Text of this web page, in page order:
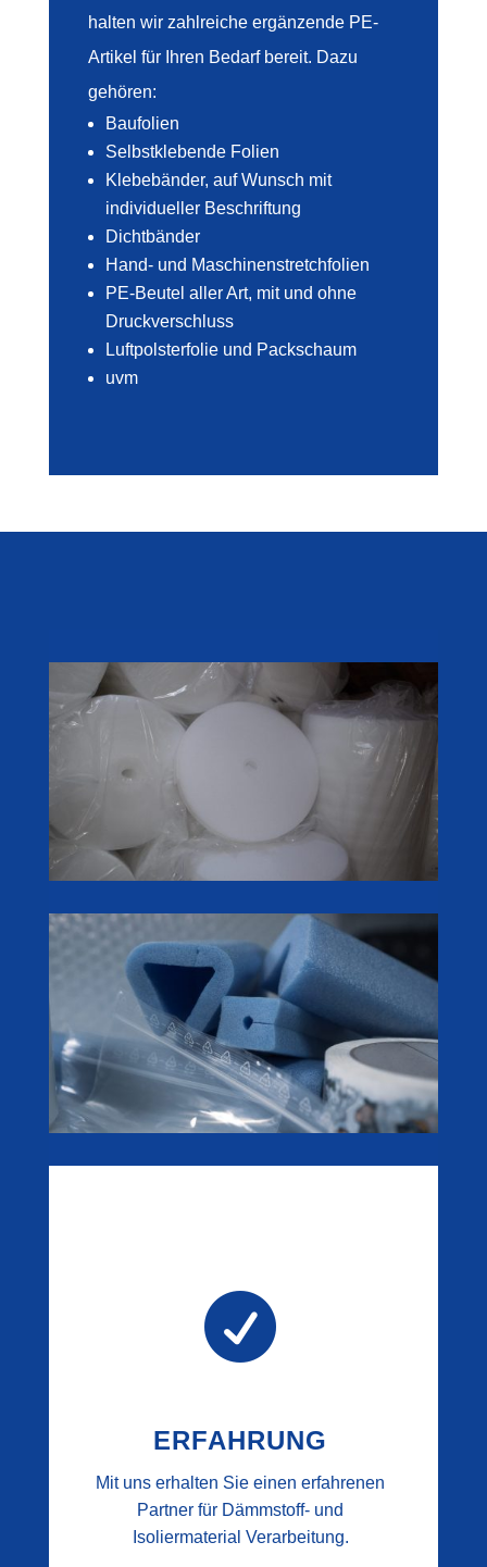
halten wir zahlreiche ergänzende PE-
Artikel für Ihren Bedarf bereit. Dazu
gehören:
Baufolien
Selbstklebende Folien
Klebebänder, auf Wunsch mit
individueller Beschriftung
Dichtbänder
Hand- und Maschinenstretchfolien
PE-Beutel aller Art, mit und ohne
Druckverschluss
Luftpolsterfolie und Packschaum
uvm

ERFAHRUNG
Mit uns erhalten Sie einen erfahrenen
Partner für Dämmstoff- und
Isoliermaterial Verarbeitung.